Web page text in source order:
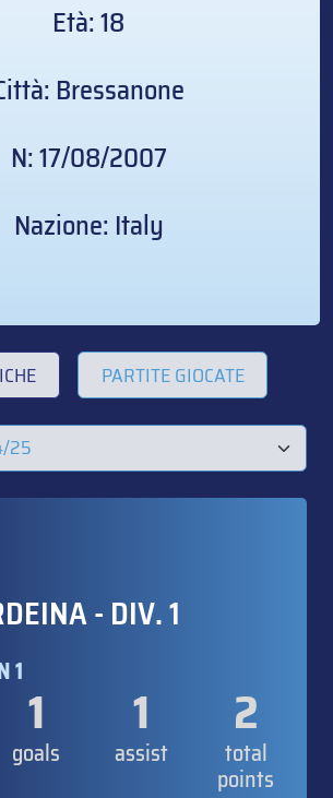
Età: 18
Bressanone
N: 17/08/2007
Nazione: Italy
PARTITE GIOCATE
- DIV. 1
1
1
goals
1
assist
2
total
points